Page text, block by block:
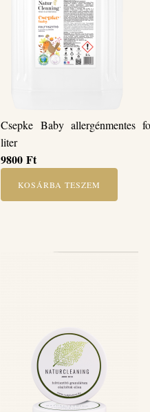
Csepke Baby allergénmentes
liter
9800Ft
KOSÁRBA TESZEM